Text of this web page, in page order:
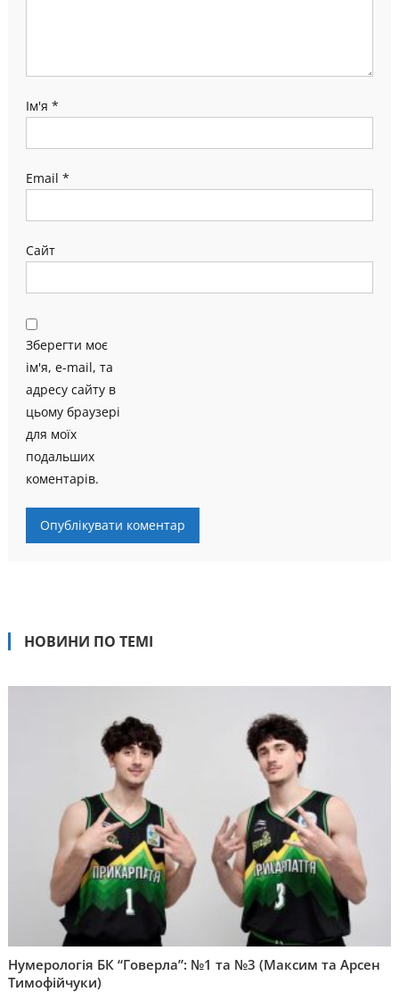
Ім'я *
Email *
Сайт
Зберегти моє
ім'я, e-mail, та
адресу сайту в
цьому браузері
для моїх
подальших
коментарів.
НОВИНИ ПО ТЕМІ
Нумерологія БК “Говерла”: №1 та №3 (Максим та Арсен
Тимофійчуки)